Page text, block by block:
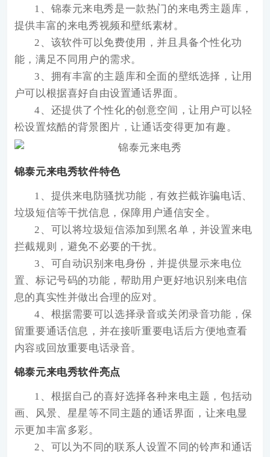
1、锦泰元来电秀是一款热门的来电秀主题库，
提供丰富的来电秀视频和壁纸素材。
2、该软件可以免费使用，并且具备个性化功
能，满足不同用户的需求。
3、拥有丰富的主题库和全面的壁纸选择，让用
户可以根据喜好自由设置通话界面。
4、还提供了个性化的创意空间，让用户可以轻
松设置炫酷的背景图片，让通话变得更加有趣。
锦泰元来电秀软件特色
1、提供来电防骚扰功能，有效拦截诈骗电话、
垃圾短信等干扰信息，保障用户通信安全。
2、可以将垃圾短信添加到黑名单，并设置来电
拦截规则，避免不必要的干扰。
3、可自动识别来电身份，并提供显示来电位
置、标记号码的功能，帮助用户更好地识别来电信
息的真实性并做出合理的应对。
4、根据需要可以选择录音或关闭录音功能，保
留重要通话信息，并在接听重要电话后方便地查看
内容或回放重要电话录音。
锦泰元来电秀软件亮点
1、根据自己的喜好选择各种来电主题，包括动
画、风景、星星等不同主题的通话界面，让来电显
示更加丰富多彩。
2、可以为不同的联系人设置不同的铃声和通话